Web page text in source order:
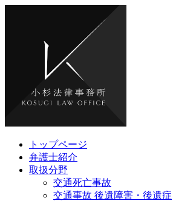
トップページ
弁護士紹介
取扱分野
交通死亡事故
交通事故 後遺障害・後遺症